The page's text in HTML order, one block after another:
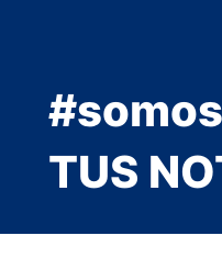
#somos_
TUS